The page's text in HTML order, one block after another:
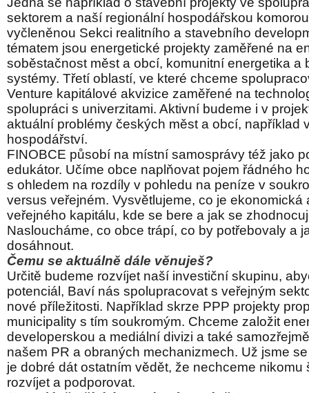
sektorem a naší regionální hospodářskou
vyčleněnou Sekci realitního a stavebního
tématem jsou energetické projekty zaměřené na
soběstačnost měst a obcí, komunitní energetika a
systémy. Třetí oblastí, ve které chceme
Venture kapitálové akvizice zaměřené na
spolupráci s univerzitami. Aktivní budeme i v
aktuální problémy českých měst a obcí, například
hospodářství.
FINOBCE působí na místní samosprávy též jako
edukátor. Učíme obce naplňovat pojem řádného
s ohledem na rozdíly v pohledu na peníze v
versus veřejném. Vysvětlujeme, co je ekonomická
veřejného kapitálu, kde se bere a jak se
Nasloucháme, co obce trápí, co by potřebovaly a
dosáhnout.
Čemu se aktuálně dále věnuješ?
Určitě budeme rozvíjet naší investiční skupinu,
potenciál, Baví nás spolupracovat s veřejným
nové příležitosti. Například skrze PPP projekty
municipality s tím soukromým. Chceme založit
developerskou a mediální divizi a také
našem PR a obraných mechanizmech. Už jsme
je dobré dát ostatním vědět, že nechceme nikomu
rozvíjet a podporovat.